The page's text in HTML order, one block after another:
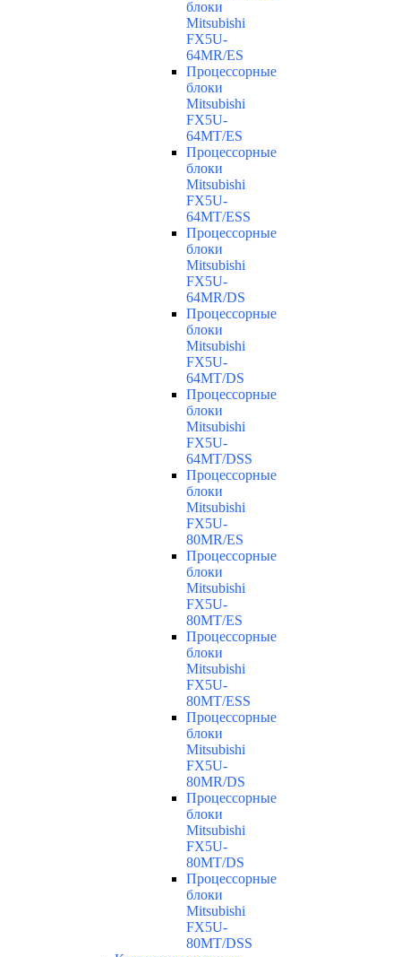
блоки
Mitsubishi
FX5U-
64MR/ES
Процессорные
блоки
Mitsubishi
FX5U-
64MT/ES
Процессорные
блоки
Mitsubishi
FX5U-
64MT/ESS
Процессорные
блоки
Mitsubishi
FX5U-
64MR/DS
Процессорные
блоки
Mitsubishi
FX5U-
64MT/DS
Процессорные
блоки
Mitsubishi
FX5U-
64MT/DSS
Процессорные
блоки
Mitsubishi
FX5U-
80MR/ES
Процессорные
блоки
Mitsubishi
FX5U-
80MT/ES
Процессорные
блоки
Mitsubishi
FX5U-
80MT/ESS
Процессорные
блоки
Mitsubishi
FX5U-
80MR/DS
Процессорные
блоки
Mitsubishi
FX5U-
80MT/DS
Процессорные
блоки
Mitsubishi
FX5U-
80MT/DSS